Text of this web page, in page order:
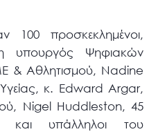
100 προσκεκλημένοι,
υπουργός Ψηφιακών
& Αθλητισμού, Nadine
κ. Edward Argar,
Nigel Huddleston, 45
και υπάλληλοι του